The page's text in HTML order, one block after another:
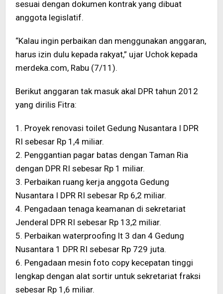
sesuai dengan dokumen kontrak yang dibuat
anggota legislatif.
“Kalau ingin perbaikan dan menggunakan anggaran,
harus izin dulu kepada rakyat,” ujar Uchok kepada
merdeka.com, Rabu (7/11).
Berikut anggaran tak masuk akal DPR tahun 2012
yang dirilis Fitra:
1. Proyek renovasi toilet Gedung Nusantara I DPR
RI sebesar Rp 1,4 miliar.
2. Penggantian pagar batas dengan Taman Ria
dengan DPR RI sebesar Rp 1 miliar.
3. Perbaikan ruang kerja anggota Gedung
Nusantara I DPR RI sebesar Rp 6,2 miliar.
4. Pengadaan tenaga keamanan di sekretariat
Jenderal DPR RI sebesar Rp 13,2 miliar.
5. Perbaikan waterproofing lt 3 dan 4 Gedung
Nusantara 1 DPR RI sebesar Rp 729 juta.
6. Pengadaan mesin foto copy kecepatan tinggi
lengkap dengan alat sortir untuk sekretariat fraksi
sebesar Rp 1,6 miliar.